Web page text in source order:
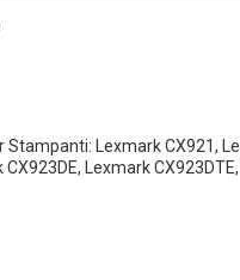
Lexmark CX921,
Lexmark